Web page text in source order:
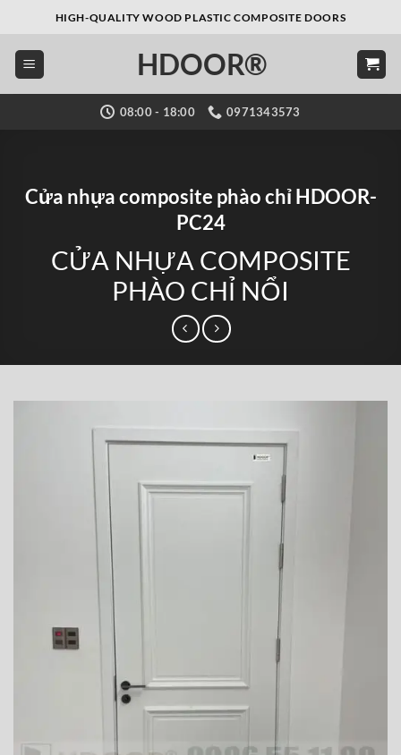
nội
dung
HIGH-QUALITY WOOD PLASTIC COMPOSITE DOORS
HDOOR®
08:00 - 18:00 0971343573
Cửa nhựa composite phào chỉ HDOOR-
PC24
CỬA NHỰA COMPOSITE
PHÀO CHỈ NỔI